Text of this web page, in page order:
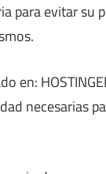
para evitar su
en:
necesarias